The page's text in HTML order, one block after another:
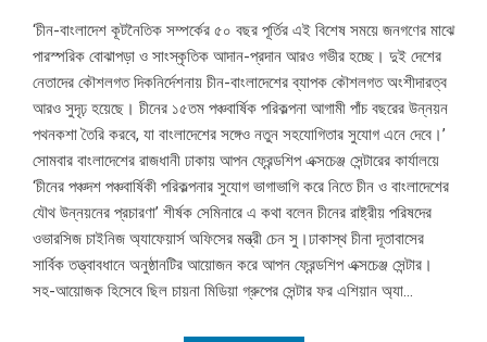
‘চীন-বাংলাদেশ কূটনৈতিক সম্পর্কের ৫০ বছর পূর্তির এই বিশেষ সময়ে জনগণের মাঝে
পারস্পরিক বোঝাপড়া ও সাংস্কৃতিক আদান-প্রদান আরও গভীর হচ্ছে। দুই দেশের
নেতাদের কৌশলগত দিকনির্দেশনায় চীন-বাংলাদেশের ব্যাপক কৌশলগত অংশীদারত্ব
আরও সুদৃঢ় হয়েছে। চীনের ১৫তম পঞ্চবার্ষিক পরিকল্পনা আগামী পাঁচ বছরের উন্নয়ন
পথনকশা তৈরি করবে, যা বাংলাদেশের সঙ্গেও নতুন সহযোগিতার সুযোগ এনে দেবে।’
সোমবার বাংলাদেশের রাজধানী ঢাকায় আপন ফ্রেন্ডশিপ এক্সচেঞ্জ সেন্টারের কার্যালয়ে
‘চীনের পঞ্চদশ পঞ্চবার্ষিকী পরিকল্পনার সুযোগ ভাগাভাগি করে নিতে চীন ও বাংলাদেশের
যৌথ উন্নয়নের প্রচারণা’ শীর্ষক সেমিনারে এ কথা বলেন চীনের রাষ্ট্রীয় পরিষদের
ওভারসিজ চাইনিজ অ্যাফেয়ার্স অফিসের মন্ত্রী চেন সু।ঢাকাস্থ চীনা দূতাবাসের
সার্বিক তত্ত্বাবধানে অনুষ্ঠানটির আয়োজন করে আপন ফ্রেন্ডশিপ এক্সচেঞ্জ সেন্টার।
সহ-আয়োজক হিসেবে ছিল চায়না মিডিয়া গ্রুপের সেন্টার ফর এশিয়ান অ্যা...